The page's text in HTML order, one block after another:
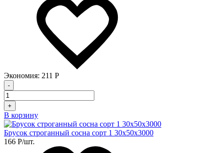
Экономия: 211 Р
-
+
В корзину
Брусок строганный сосна сорт 1 30х50х3000
166 Р/шт.